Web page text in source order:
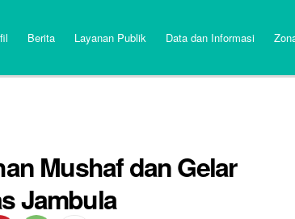
Berita Layanan Publik Data dan Informasi
Mushaf dan Gelar
Jambula